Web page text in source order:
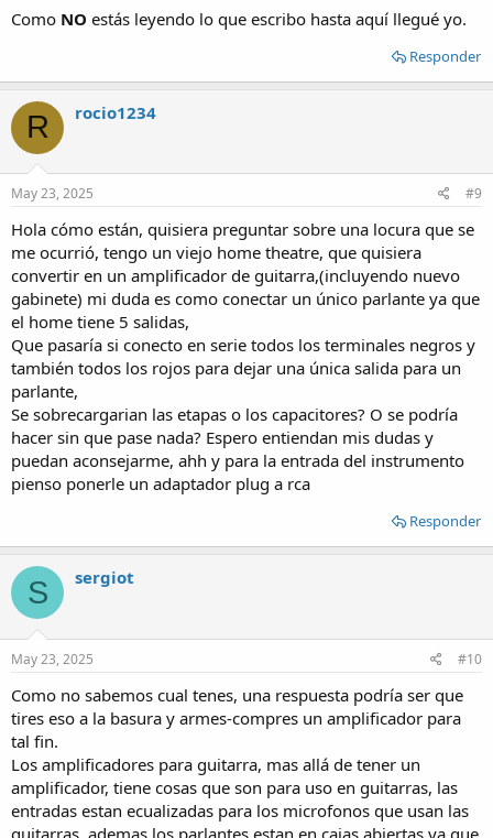
mV), supongo las que le vengan de un pickup de guitarra deberian
ser bien amplificadas.
Saludos
Como NO estás leyendo lo que escribo hasta aquí llegué yo.
Responder
R rocio1234
May 23, 2025 #9
Hola cómo están, quisiera preguntar sobre una locura que se
me ocurrió, tengo un viejo home theatre, que quisiera
convertir en un amplificador de guitarra,(incluyendo nuevo
gabinete) mi duda es como conectar un único parlante ya que
el home tiene 5 salidas,
Que pasaría si conecto en serie todos los terminales negros y
también todos los rojos para dejar una única salida para un
parlante,
Se sobrecargarian las etapas o los capacitores? O se podría
hacer sin que pase nada? Espero entiendan mis dudas y
puedan aconsejarme, ahh y para la entrada del instrumento
pienso ponerle un adaptador plug a rca
Responder
S sergiot
May 23, 2025 #10
Como no sabemos cual tenes, una respuesta podría ser que
tires eso a la basura y armes-compres un amplificador para
tal fin.
Los amplificadores para guitarra, mas allá de tener un
amplificador, tiene cosas que son para uso en guitarras, las
entradas estan ecualizadas para los microfonos que usan las
guitarras, ademas los parlantes estan en cajas abiertas ya que